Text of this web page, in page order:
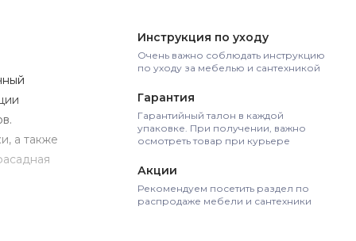
Инструкция по уходу
Очень важно соблюдать инструкцию
по уходу за мебелью и сантехникой
Гарантия
Гарантийный талон в каждой
упаковке. При получении, важно
осмотреть товар при курьере
Акции
Рекомендуем посетить раздел по
распродаже мебели и сантехники
а также